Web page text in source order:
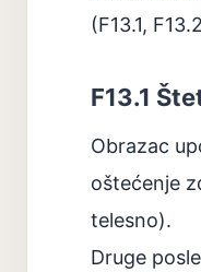
(F13.1,
F13.1
Obrazac
oštećenje
telesno).
Druge